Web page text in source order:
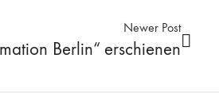
Berlin“ erschienen
Newer Post